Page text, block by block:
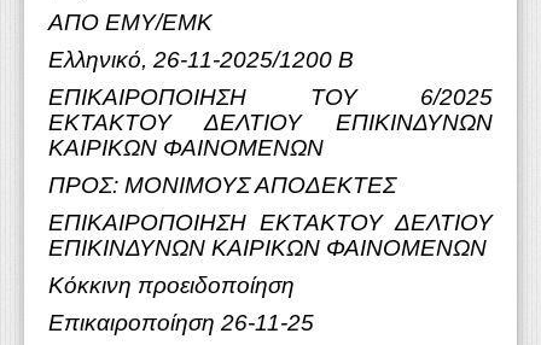
ΑΠΟ ΕΜΥ/ΕΜΚ
Ελληνικό, 26-11-2025/1200 B
ΕΠΙΚΑΙΡΟΠΟΙΗΣΗ ΤΟΥ 6/2025
ΕΚΤΑΚΤΟΥ ΔΕΛΤΙΟΥ ΕΠΙΚΙΝΔΥΝΩΝ
ΚΑΙΡΙΚΩΝ ΦΑΙΝΟΜΕΝΩΝ
ΠΡΟΣ: ΜΟΝΙΜΟΥΣ ΑΠΟΔΕΚΤΕΣ
ΕΠΙΚΑΙΡΟΠΟΙΗΣΗ ΕΚΤΑΚΤΟΥ ΔΕΛΤΙΟΥ
ΕΠΙΚΙΝΔΥΝΩΝ ΚΑΙΡΙΚΩΝ ΦΑΙΝΟΜΕΝΩΝ
Κόκκινη προειδοποίηση
Επικαιροποίηση 26-11-25